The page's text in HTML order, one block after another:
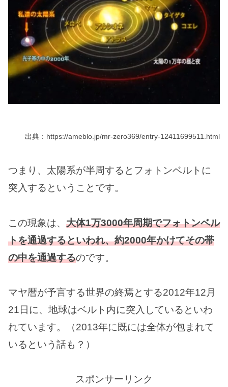
出典：https://ameblo.jp/mr-zero369/entry-12411699511.html
つまり、太陽系が半周するとフォトンベルトに
突入するということです。
この現象は、 大体1万3000年周期でフォトンベル
トを通過するといわれ、約2000年かけてその帯
の中を通過するのです。
マヤ暦が予言する世界の終焉とする2012年12月
21日に、地球はベルト内に突入しているといわ
れています。（2013年に既には全体が包まれて
いるという話も？）
スポンサーリンク